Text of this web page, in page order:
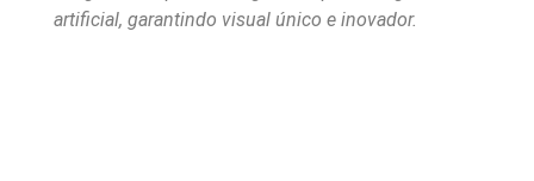
artificial, garantindo visual único e inovador.